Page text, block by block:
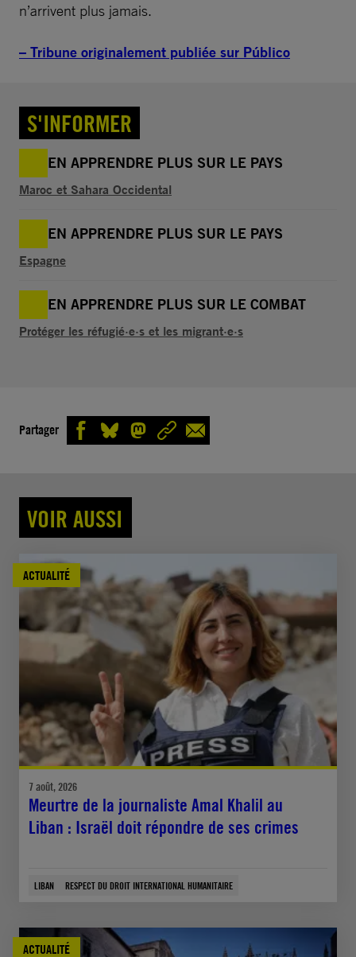
n’arrivent plus jamais.
– Tribune originalement publiée sur Público
S'INFORMER
EN APPRENDRE PLUS SUR LE PAYS
Maroc et Sahara Occidental
EN APPRENDRE PLUS SUR LE PAYS
Espagne
EN APPRENDRE PLUS SUR LE COMBAT
Protéger les réfugié·e·s et les migrant·e·s
Partager
VOIR AUSSI
ACTUALITÉ
7 août, 2026
Meurtre de la journaliste Amal Khalil au
Liban : Israël doit répondre de ses crimes
LIBAN RESPECT DU DROIT INTERNATIONAL HUMANITAIRE
ACTUALITÉ